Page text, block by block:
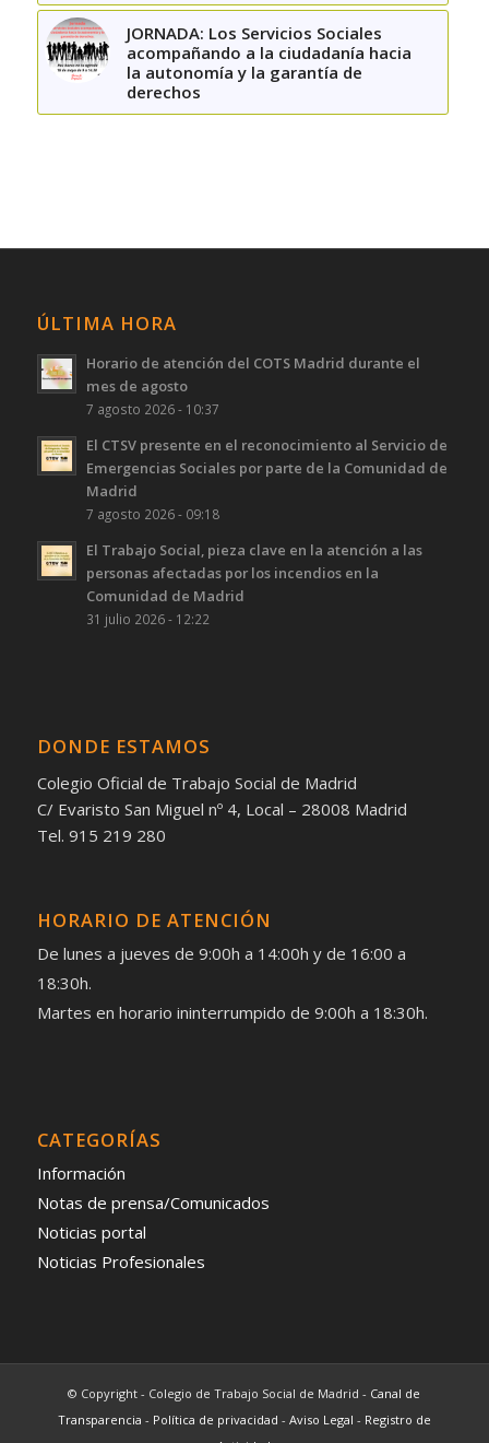
JORNADA: Los Servicios Sociales
acompañando a la ciudadanía hacia
la autonomía y la garantía de
derechos
ÚLTIMA HORA
Horario de atención del COTS Madrid durante el
mes de agosto
7 agosto 2026 - 10:37
El CTSV presente en el reconocimiento al Servicio de
Emergencias Sociales por parte de la Comunidad de
Madrid
7 agosto 2026 - 09:18
El Trabajo Social, pieza clave en la atención a las
personas afectadas por los incendios en la
Comunidad de Madrid
31 julio 2026 - 12:22
DONDE ESTAMOS
Colegio Oficial de Trabajo Social de Madrid
C/ Evaristo San Miguel nº 4, Local – 28008 Madrid
Tel. 915 219 280
HORARIO DE ATENCIÓN
De lunes a jueves de 9:00h a 14:00h y de 16:00 a
18:30h.
Martes en horario ininterrumpido de 9:00h a 18:30h.
CATEGORÍAS
Información
Notas de prensa/Comunicados
Noticias portal
Noticias Profesionales
© Copyright - Colegio de Trabajo Social de Madrid - Canal de
Transparencia - Política de privacidad - Aviso Legal - Registro de